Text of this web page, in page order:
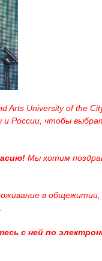
Arts University of the
и России, чтобы
Мы хотим
в
с ней по